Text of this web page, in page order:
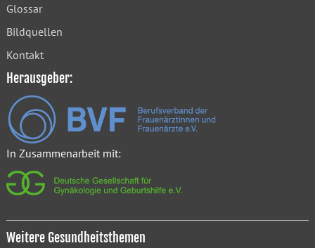
Glossar
Bildquellen
Kontakt
Herausgeber:
In Zusammenarbeit mit:
Weitere Gesundheitsthemen